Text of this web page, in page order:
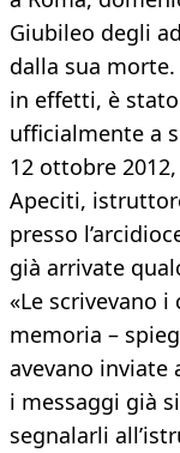
Giubileo degli
dalla sua
in effetti, è
ufficialmente a
12 ottobre
Apeciti,
presso
già arrivate
«Le scrivevano
memoria –
avevano inviate
i messaggi già
segnalarli